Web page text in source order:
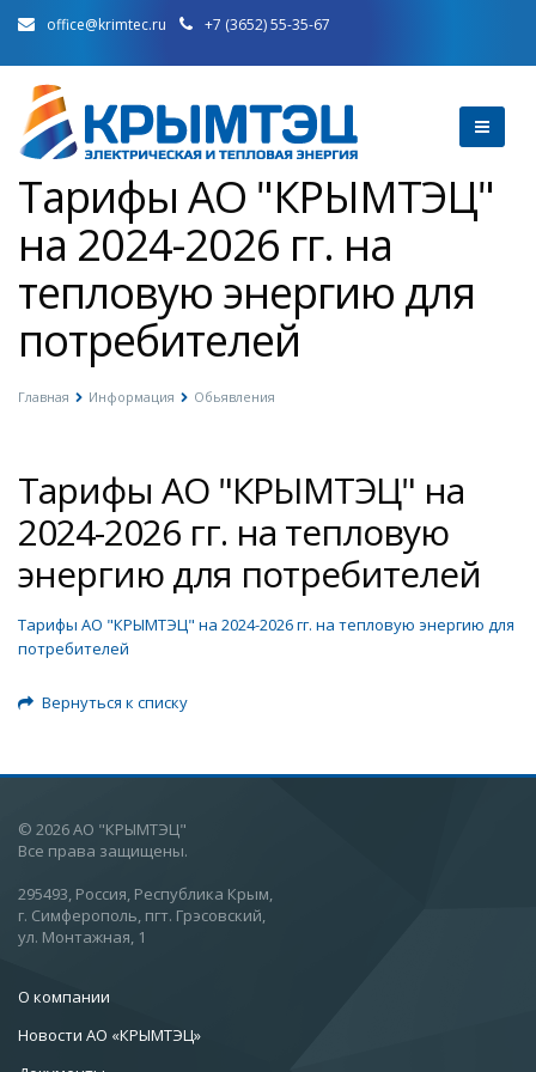
office@krimtec.ru +7 (3652) 55-35-67
Тарифы АО "КРЫМТЭЦ"
на 2024-2026 гг. на
тепловую энергию для
потребителей
Главная Информация Обьявления
Тарифы АО "КРЫМТЭЦ" на
2024-2026 гг. на тепловую
энергию для потребителей
Тарифы АО "КРЫМТЭЦ" на 2024-2026 гг. на тепловую энергию для
потребителей
Вернуться к списку
© 2026 АО "КРЫМТЭЦ"
Все права защищены.
295493, Россия, Республика Крым,
г. Симферополь, пгт. Грэсовский,
ул. Монтажная, 1
О компании
Новости АО «КРЫМТЭЦ»